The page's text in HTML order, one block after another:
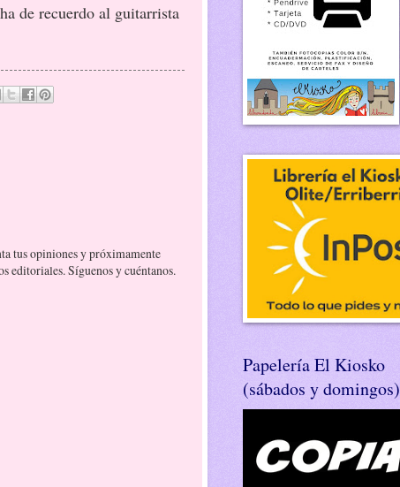
de recuerdo al guitarrista
tus opiniones y próximamente
editoriales. Síguenos y cuéntanos.
Papelería El Kiosko
(sábados y domingos)